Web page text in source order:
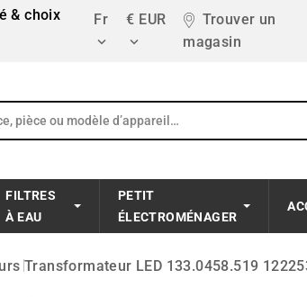
& choix
Fr

€ EUR

Trouver un
magasin
FILTRES
À EAU
PETIT
ÉLECTROMÉNAGER
Transformateur LED 133.0458.519